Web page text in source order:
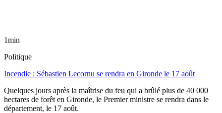
1min
Politique
Incendie : Sébastien Lecornu se rendra en Gironde le 17 août
Quelques jours après la maîtrise du feu qui a brûlé plus de 40 000
hectares de forêt en Gironde, le Premier ministre se rendra dans le
département, le 17 août.